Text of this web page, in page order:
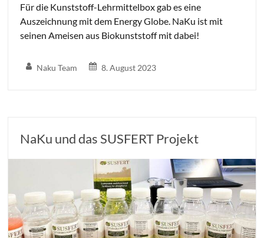
Für die Kunststoff-Lehrmittelbox gab es eine
Auszeichnung mit dem Energy Globe. NaKu ist mit
seinen Ameisen aus Biokunststoff mit dabei!
Naku Team 8. August 2023
NaKu und das SUSFERT Projekt